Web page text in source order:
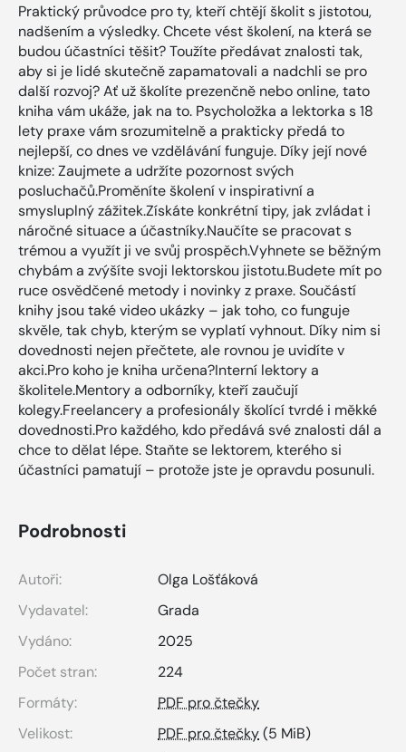
Praktický průvodce pro ty, kteří chtějí školit s jistotou,
nadšením a výsledky. Chcete vést školení, na která se
budou účastníci těšit? Toužíte předávat znalosti tak,
aby si je lidé skutečně zapamatovali a nadchli se pro
další rozvoj? Ať už školíte prezenčně nebo online, tato
kniha vám ukáže, jak na to. Psycholožka a lektorka s 18
lety praxe vám srozumitelně a prakticky předá to
nejlepší, co dnes ve vzdělávání funguje. Díky její nové
knize: Zaujmete a udržíte pozornost svých
posluchačů.Proměníte školení v inspirativní a
smysluplný zážitek.Získáte konkrétní tipy, jak zvládat i
náročné situace a účastníky.Naučíte se pracovat s
trémou a využít ji ve svůj prospěch.Vyhnete se běžným
chybám a zvýšíte svoji lektorskou jistotu.Budete mít po
ruce osvědčené metody i novinky z praxe. Součástí
knihy jsou také video ukázky – jak toho, co funguje
skvěle, tak chyb, kterým se vyplatí vyhnout. Díky nim si
dovednosti nejen přečtete, ale rovnou je uvidíte v
akci.Pro koho je kniha určena?Interní lektory a
školitele.Mentory a odborníky, kteří zaučují
kolegy.Freelancery a profesionály školící tvrdé i měkké
dovednosti.Pro každého, kdo předává své znalosti dál a
chce to dělat lépe. Staňte se lektorem, kterého si
účastníci pamatují – protože jste je opravdu posunuli.
Podrobnosti
Autoři:
Olga Lošťáková
Vydavatel:
Grada
Vydáno:
2025
Počet stran:
224
Formáty:
PDF pro čtečky
Velikost:
PDF pro čtečky(5 MiB)